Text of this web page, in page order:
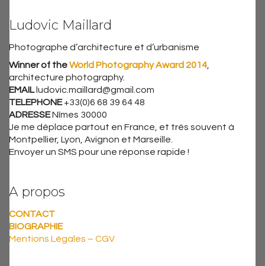
Ludovic Maillard
Photographe d’architecture et d’urbanisme
Winner of theWorld Photography Award 2014,
architecture photography.
EMAIL ludovic.maillard@gmail.com
TELEPHONE+33(0)6 68 39 64 48
ADRESSENîmes 30000
Je me déplace partout en France, et très souvent à
Montpellier, Lyon, Avignon et Marseille.
Envoyer un SMS pour une réponse rapide !
A propos
CONTACT
BIOGRAPHIE
Mentions Légales – CGV